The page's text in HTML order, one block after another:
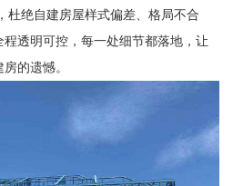
杜绝自建房屋样式偏差、格局不合
透明可控，每一处细节都落地，让
的遗憾。